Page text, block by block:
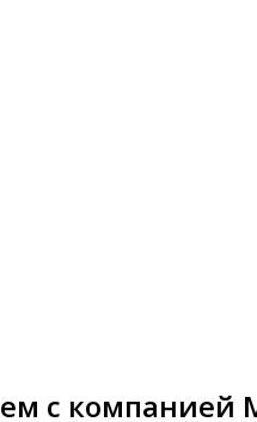
с компанией